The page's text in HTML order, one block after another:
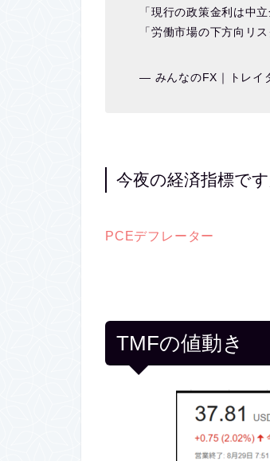
「現行の政策金利は中
「労働市場の下方向リ
— みんなのFX｜トレイ
今夜の経済指標で
PCEデフレーター
TMFの値動き